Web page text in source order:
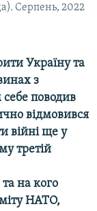
Серпень, 2022
Україну та
з
поводив
відмовився
війні ще у
третій
на кого
НАТО,